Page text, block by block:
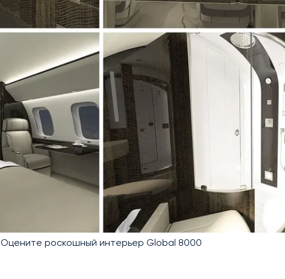
Оцените роскошный интерьер Global 8000